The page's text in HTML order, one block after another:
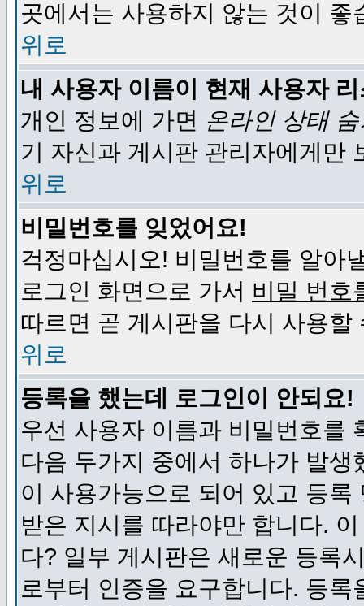
곳에서는 사용하지 않는 것이 좋
위로
내 사용자 이름이 현재 사용자
개인 정보에 가면 온라인 상태
기 자신과 게시판 관리자에게만
위로
비밀번호를 잊었어요!
걱정마십시오! 비밀번호를 알아
로그인 화면으로 가서 비밀 번호
따르면 곧 게시판을 다시 사용할
위로
등록을 했는데 로그인이 안되요!
우선 사용자 이름과 비밀번호를
다음 두가지 중에서 하나가 발
이 사용가능으로 되어 있고 등
받은 지시를 따라야만 합니다.
다? 일부 게시판은 새로운 등록
로부터 인증을 요구합니다. 등